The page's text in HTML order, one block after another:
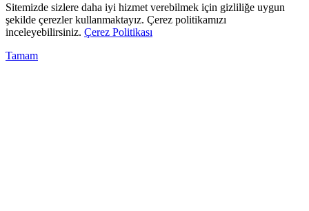
Sitemizde sizlere daha iyi hizmet verebilmek için gizliliğe uygun
şekilde çerezler kullanmaktayız. Çerez politikamızı
inceleyebilirsiniz. Çerez Politikası
Tamam